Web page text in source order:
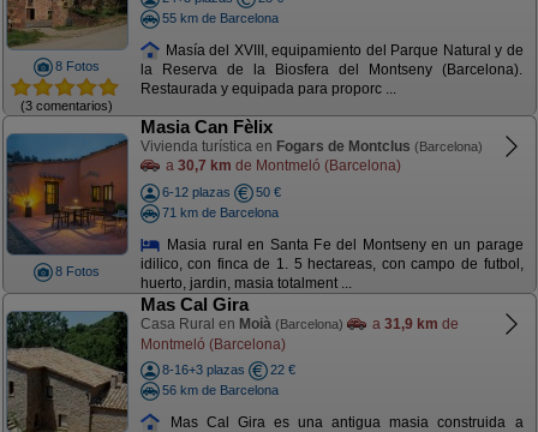
8 Fotos
(3 comentarios)
55 km de Barcelona
Masía del XVIII, equipamiento del Parque Natural y de
la Reserva de la Biosfera del Montseny (Barcelona).
Restaurada y equipada para proporc ...
8 Fotos
Masia Can Fèlix
Vivienda turística en Fogars de Montclus (Barcelona)
a 30,7 km de Montmeló (Barcelona)
6-12 plazas
50 €
71 km de Barcelona
Masia rural en Santa Fe del Montseny en un parage
idilico, con finca de 1. 5 hectareas, con campo de futbol,
huerto, jardin, masia totalment ...
Mas Cal Gira
Casa Rural en Moià (Barcelona) a 31,9 km de
Montmeló (Barcelona)
8-16+3 plazas
22 €
56 km de Barcelona
Mas Cal Gira es una antigua masia construida a